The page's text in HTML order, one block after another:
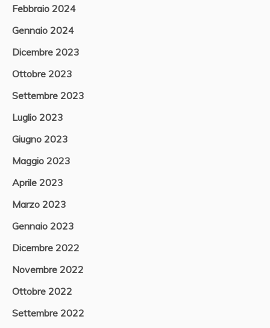
Febbraio 2024
Gennaio 2024
Dicembre 2023
Ottobre 2023
Settembre 2023
Luglio 2023
Giugno 2023
Maggio 2023
Aprile 2023
Marzo 2023
Gennaio 2023
Dicembre 2022
Novembre 2022
Ottobre 2022
Settembre 2022